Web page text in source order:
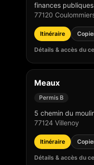
finances publiques
77120
Itinéraire
Détails & accès du
Meaux
Permis B
5 chemin du
77124 Villenoy
Itinéraire
Détails & accès du